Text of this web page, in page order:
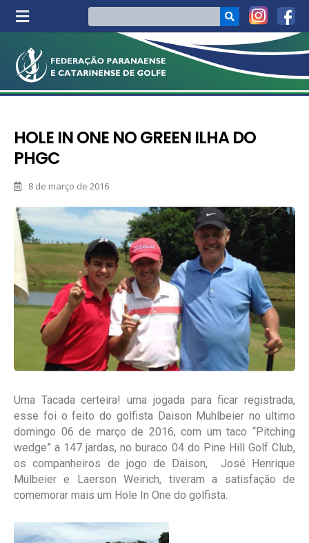
HOLE IN ONE NO GREEN ILHA DO
PHGC
8 de março de 2016
Uma Tacada certeira! uma jogada para ficar registrada,
esse foi o feito do golfista Daison Muhlbeier no ultimo
domingo 06 de março de 2016, com um taco “Pitching
wedge” a 147 jardas, no buraco 04 do Pine Hill Golf Club,
os companheiros de jogo de Daison, José Henrique
Mülbeier e Laerson Weirich, tiveram a satisfação de
comemorar mais um Hole In One do golfista.